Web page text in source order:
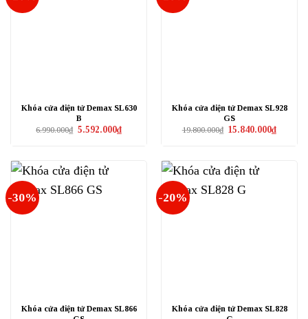
Khóa cửa điện tử Demax SL630
B
6.990.000₫ Giá
5.592.000₫Giá
hiện
Khóa cửa điện tử Demax SL928
GS
19.800.000₫ Giá
15.840.000₫Giá
hiện
-30%
Khóa cửa điện tử Demax SL866
-20%
Khóa cửa điện tử Demax SL828